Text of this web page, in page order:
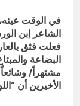
في الوقت
الشاعر إبن
فعلت فثق
البضاعة
مشتهراً/ وشائعاً
الأخيرين أن